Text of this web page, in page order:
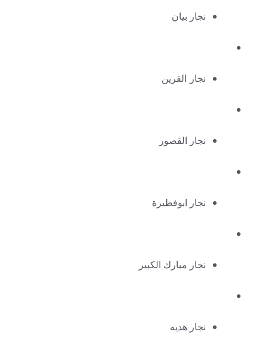
نجار بيان
نجار القرين
نجار القصور
نجار ابوفطيرة
نجار مبارك الكبير
نجار هديه